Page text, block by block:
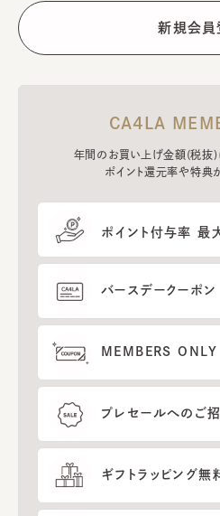
CA4LA
年間のお買い上げ金額(税抜)
ポイント還元率や特典が
ポイント付与率 最
バースデークーポン
MEMBERS
プレセールへのご
ギフトラッピング無